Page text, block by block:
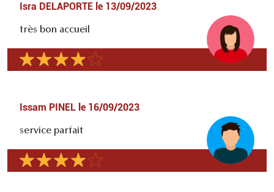
Isra DELAPORTE le 13/09/2023
très bon accueil
Issam PINEL le 16/09/2023
service parfait